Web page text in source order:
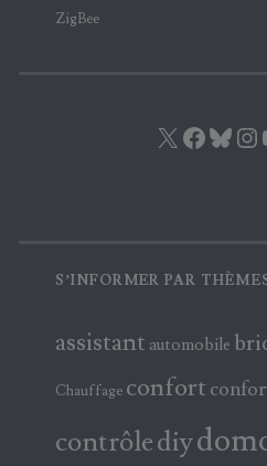
ZigBee
X
S’INFORMER PAR
assistant automobile
Chauffage confort
contrôlediy